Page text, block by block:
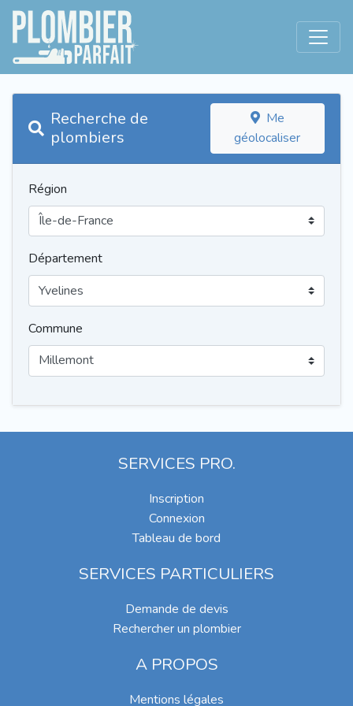
Recherche de
plombiers
Me
géolocaliser
Région
Département
Commune
SERVICES PRO.
Inscription
Connexion
Tableau de bord
SERVICES PARTICULIERS
Demande de devis
Rechercher un plombier
A PROPOS
Mentions légales